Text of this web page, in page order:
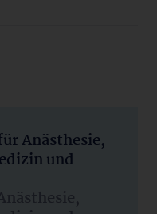
Anästhesie,
und